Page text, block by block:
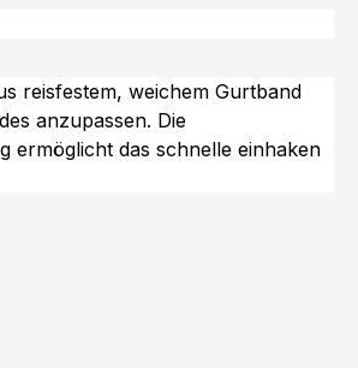
reisfestem, weichem Gurtband
anzupassen. Die
ermöglicht das schnelle einhaken